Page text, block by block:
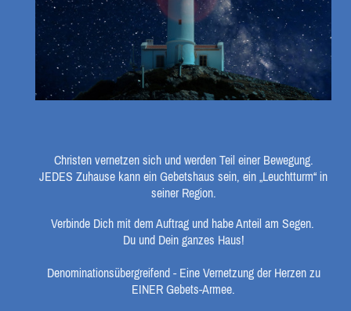
Christen vernetzen sich und werden Teil einer Bewegung.
JEDES Zuhause kann ein Gebetshaus sein, ein „Leuchtturm“ in
seiner Region.
Verbinde Dich mit dem Auftrag und habe Anteil am Segen.
Du und Dein ganzes Haus!
Denominationsübergreifend - Eine Vernetzung der Herzen zu
EINER Gebets-Armee.